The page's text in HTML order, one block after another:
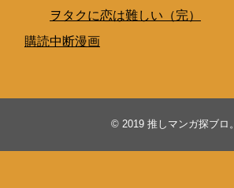
ヲタクに恋は難しい（完）
購読中断漫画
© 2019 推しマンガ探ブロ。